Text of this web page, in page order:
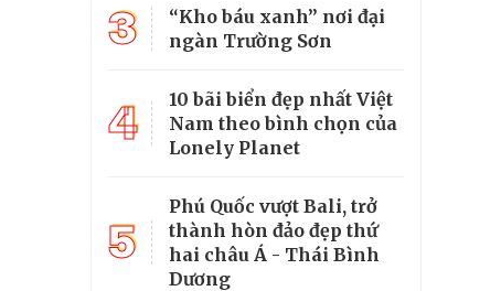
3
“Kho báu xanh” nơi đại
ngàn Trường Sơn
4
10 bãi biển đẹp nhất Việt
Nam theo bình chọn của
Lonely Planet
5
Phú Quốc vượt Bali, trở
thành hòn đảo đẹp thứ
hai châu Á - Thái Bình
Dương